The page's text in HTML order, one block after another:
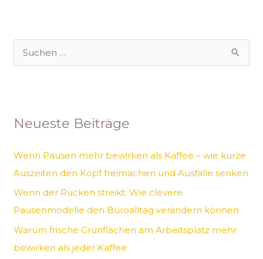
e
n
a
c
h
:
Neueste Beiträge
Wenn Pausen mehr bewirken als Kaffee – wie kurze
Auszeiten den Kopf freimachen und Ausfälle senken
Wenn der Rücken streikt: Wie clevere
Pausenmodelle den Büroalltag verändern können
Warum frische Grünflächen am Arbeitsplatz mehr
bewirken als jeder Kaffee